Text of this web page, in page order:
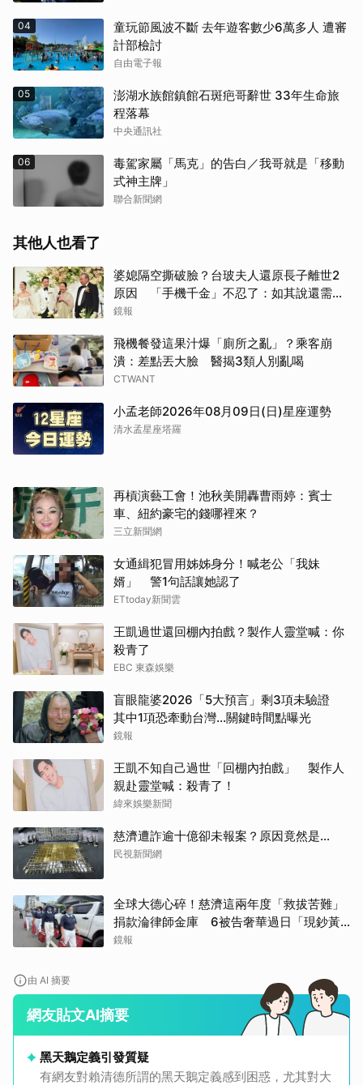
04
童玩節風波不斷 去年遊客數少6萬多人 遭審
計部檢討
自由電子報
05
澎湖水族館鎮館石斑疤哥辭世 33年生命旅
程落幕
中央通訊社
06
毒駕家屬「馬克」的告白／我哥就是「移動
式神主牌」
聯合新聞網
其他人也看了
婆媳隔空撕破臉？台玻夫人還原長子離世2
原因 「手機千金」不忍了：如其說還需要
離開嗎？
鏡報
飛機餐發這果汁爆「廁所之亂」？乘客崩
潰：差點丟大臉 醫揭3類人別亂喝
CTWANT
小孟老師2026年08月09日(日)星座運勢
清水孟星座塔羅
再槓演藝工會！池秋美開轟曹雨婷：賓士
車、紐約豪宅的錢哪裡來？
三立新聞網
女通緝犯冒用姊姊身分！喊老公「我妹
婿」 警1句話讓她認了
ETtoday新聞雲
王凱過世還回棚內拍戲？製作人靈堂喊：你
殺青了
EBC 東森娛樂
盲眼龍婆2026「5大預言」剩3項未驗證
其中1項恐牽動台灣...關鍵時間點曝光
鏡報
王凱不知自己過世「回棚內拍戲」 製作人
親赴靈堂喊：殺青了！
緯來娛樂新聞
慈濟遭詐逾十億卻未報案？原因竟然是...
民視新聞網
全球大德心碎！慈濟這兩年度「救拔苦難」
捐款淪律師金庫 6被告奢華過日「現鈔黃
金淹腳目」
鏡報
由 AI 摘要
網友貼文AI摘要
黑天鵝定義引發質疑
有網友對賴清德所謂的黑天鵝定義感到困惑，尤其對大